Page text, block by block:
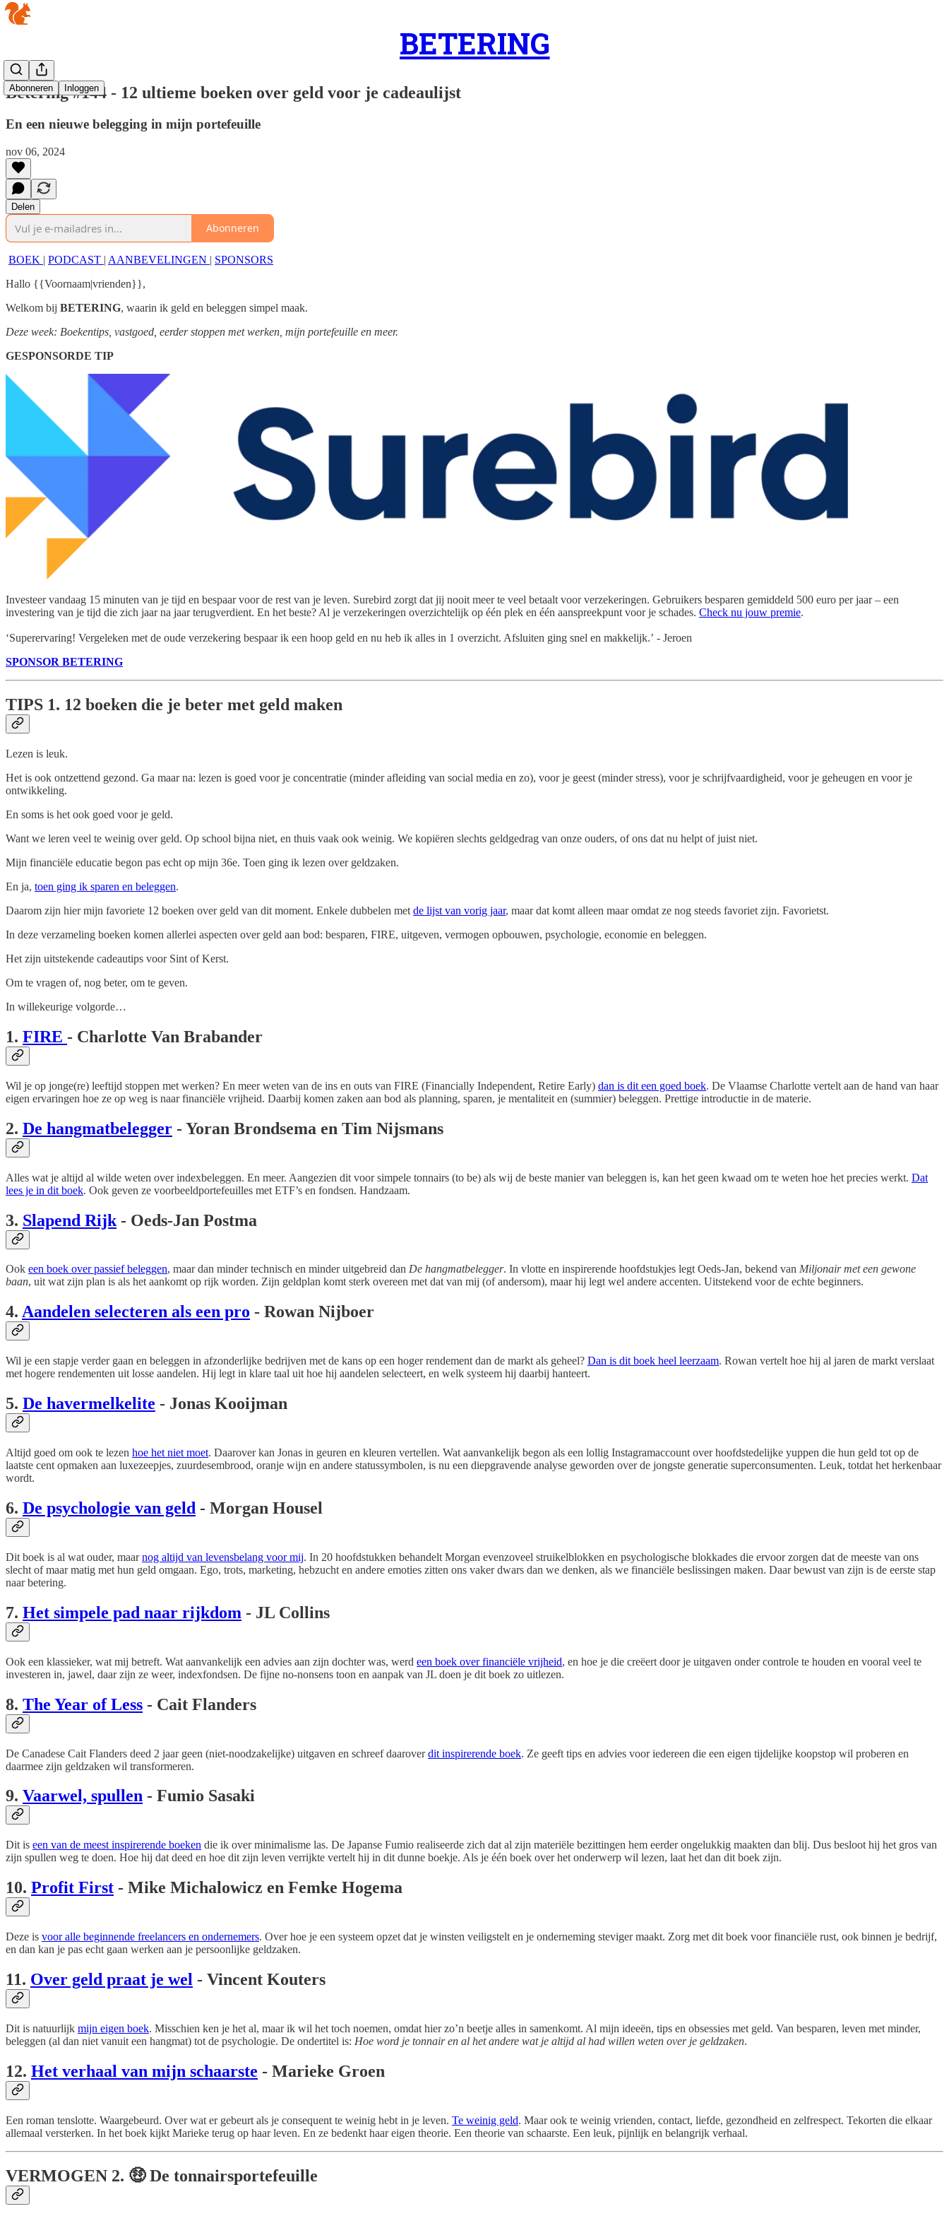
BETERING
Abonneren Inloggen
Betering #144 - 12 ultieme boeken over geld voor je cadeaulijst
En een nieuwe belegging in mijn portefeuille
nov 06, 2024
Delen
Abonneren
BOEK | PODCAST | AANBEVELINGEN | SPONSORS
Hallo {{Voornaam|vrienden}},
Welkom bij BETERING, waarin ik geld en beleggen simpel maak.
Deze week: Boekentips, vastgoed, eerder stoppen met werken, mijn portefeuille en meer.
GESPONSORDE TIP
Investeer vandaag 15 minuten van je tijd en bespaar voor de rest van je leven. Surebird zorgt dat jij nooit meer te veel betaalt voor verzekeringen. Gebruikers besparen gemiddeld 500 euro per jaar – een
investering van je tijd die zich jaar na jaar terugverdient. En het beste? Al je verzekeringen overzichtelijk op één plek en één aanspreekpunt voor je schades. Check nu jouw premie.
‘Superervaring! Vergeleken met de oude verzekering bespaar ik een hoop geld en nu heb ik alles in 1 overzicht. Afsluiten ging snel en makkelijk.’ - Jeroen
SPONSOR BETERING
TIPS 1. 12 boeken die je beter met geld maken
Lezen is leuk.
Het is ook ontzettend gezond. Ga maar na: lezen is goed voor je concentratie (minder afleiding van social media en zo), voor je geest (minder stress), voor je schrijfvaardigheid, voor je geheugen en voor je
ontwikkeling.
En soms is het ook goed voor je geld.
Want we leren veel te weinig over geld. Op school bijna niet, en thuis vaak ook weinig. We kopiëren slechts geldgedrag van onze ouders, of ons dat nu helpt of juist niet.
Mijn financiële educatie begon pas echt op mijn 36e. Toen ging ik lezen over geldzaken.
En ja, toen ging ik sparen en beleggen.
Daarom zijn hier mijn favoriete 12 boeken over geld van dit moment. Enkele dubbelen met de lijst van vorig jaar, maar dat komt alleen maar omdat ze nog steeds favoriet zijn. Favorietst.
In deze verzameling boeken komen allerlei aspecten over geld aan bod: besparen, FIRE, uitgeven, vermogen opbouwen, psychologie, economie en beleggen.
Het zijn uitstekende cadeautips voor Sint of Kerst.
Om te vragen of, nog beter, om te geven.
In willekeurige volgorde…
1. FIRE - Charlotte Van Brabander
Wil je op jonge(re) leeftijd stoppen met werken? En meer weten van de ins en outs van FIRE (Financially Independent, Retire Early) dan is dit een goed boek. De Vlaamse Charlotte vertelt aan de hand van haar
eigen ervaringen hoe ze op weg is naar financiële vrijheid. Daarbij komen zaken aan bod als planning, sparen, je mentaliteit en (summier) beleggen. Prettige introductie in de materie.
2. De hangmatbelegger - Yoran Brondsema en Tim Nijsmans
Alles wat je altijd al wilde weten over indexbeleggen. En meer. Aangezien dit voor simpele tonnairs (to be) als wij de beste manier van beleggen is, kan het geen kwaad om te weten hoe het precies werkt. Dat
lees je in dit boek. Ook geven ze voorbeeldportefeuilles met ETF’s en fondsen. Handzaam.
3. Slapend Rijk - Oeds-Jan Postma
Ook een boek over passief beleggen, maar dan minder technisch en minder uitgebreid dan De hangmatbelegger. In vlotte en inspirerende hoofdstukjes legt Oeds-Jan, bekend van Miljonair met een gewone
baan, uit wat zijn plan is als het aankomt op rijk worden. Zijn geldplan komt sterk overeen met dat van mij (of andersom), maar hij legt wel andere accenten. Uitstekend voor de echte beginners.
4. Aandelen selecteren als een pro - Rowan Nijboer
Wil je een stapje verder gaan en beleggen in afzonderlijke bedrijven met de kans op een hoger rendement dan de markt als geheel? Dan is dit boek heel leerzaam. Rowan vertelt hoe hij al jaren de markt verslaat
met hogere rendementen uit losse aandelen. Hij legt in klare taal uit hoe hij aandelen selecteert, en welk systeem hij daarbij hanteert.
5. De havermelkelite - Jonas Kooijman
Altijd goed om ook te lezen hoe het niet moet. Daarover kan Jonas in geuren en kleuren vertellen. Wat aanvankelijk begon als een lollig Instagramaccount over hoofdstedelijke yuppen die hun geld tot op de
laatste cent opmaken aan luxezeepjes, zuurdesembrood, oranje wijn en andere statussymbolen, is nu een diepgravende analyse geworden over de jongste generatie superconsumenten. Leuk, totdat het herkenbaar
wordt.
6. De psychologie van geld - Morgan Housel
Dit boek is al wat ouder, maarnog altijd van levensbelang voor mij. In 20 hoofdstukken behandelt Morgan evenzoveel struikelblokken en psychologische blokkades die ervoor zorgen dat de meeste van ons
slecht of maar matig met hun geld omgaan. Ego, trots, marketing, hebzucht en andere emoties zitten ons vaker dwars dan we denken, als we financiële beslissingen maken. Daar bewust van zijn is de eerste stap
naar betering.
7. Het simpele pad naar rijkdom - JL Collins
Ook een klassieker, wat mij betreft. Wat aanvankelijk een advies aan zijn dochter was, werd een boek over financiële vrijheid, en hoe je die creëert door je uitgaven onder controle te houden en vooral veel te
investeren in, jawel, daar zijn ze weer, indexfondsen. De fijne no-nonsens toon en aanpak van JL doen je dit boek zo uitlezen.
8. The Year of Less - Cait Flanders
De Canadese Cait Flanders deed 2 jaar geen (niet-noodzakelijke) uitgaven en schreef daaroverdit inspirerende boek. Ze geeft tips en advies voor iedereen die een eigen tijdelijke koopstop wil proberen en
daarmee zijn geldzaken wil transformeren.
9. Vaarwel, spullen - Fumio Sasaki
Dit is een van de meest inspirerende boeken die ik over minimalisme las. De Japanse Fumio realiseerde zich dat al zijn materiële bezittingen hem eerder ongelukkig maakten dan blij. Dus besloot hij het gros van
zijn spullen weg te doen. Hoe hij dat deed en hoe dit zijn leven verrijkte vertelt hij in dit dunne boekje. Als je één boek over het onderwerp wil lezen, laat het dan dit boek zijn.
10. Profit First - Mike Michalowicz en Femke Hogema
Deze is voor alle beginnende freelancers en ondernemers. Over hoe je een systeem opzet dat je winsten veiligstelt en je onderneming steviger maakt. Zorg met dit boek voor financiële rust, ook binnen je bedrijf,
en dan kan je pas echt gaan werken aan je persoonlijke geldzaken.
11. Over geld praat je wel - Vincent Kouters
Dit is natuurlijk mijn eigen boek. Misschien ken je het al, maar ik wil het toch noemen, omdat hier zo’n beetje alles in samenkomt. Al mijn ideeën, tips en obsessies met geld. Van besparen, leven met minder,
beleggen (al dan niet vanuit een hangmat) tot de psychologie. De ondertitel is: Hoe word je tonnair en al het andere wat je altijd al had willen weten over je geldzaken.
12. Het verhaal van mijn schaarste - Marieke Groen
Een roman tenslotte. Waargebeurd. Over wat er gebeurt als je consequent te weinig hebt in je leven. Te weinig geld. Maar ook te weinig vrienden, contact, liefde, gezondheid en zelfrespect. Tekorten die elkaar
allemaal versterken. In het boek kijkt Marieke terug op haar leven. En ze bedenkt haar eigen theorie. Een theorie van schaarste. Een leuk, pijnlijk en belangrijk verhaal.
VERMOGEN 2. 🤑 De tonnairsportefeuille